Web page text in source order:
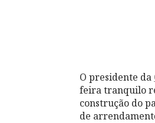
O presidente da
feira tranquilo
construção do
de